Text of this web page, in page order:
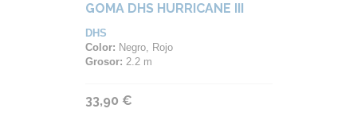
GOMA DHS HURRICANE III
DHS
Color: Negro, Rojo
Grosor: 2.2 m
33,90 €